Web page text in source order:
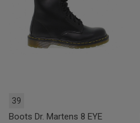
39
Boots Dr. Martens 8 EYE